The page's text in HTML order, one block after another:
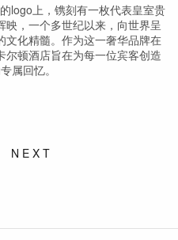
logo上，镌刻有一枚代表皇室贵
，一个多世纪以来，向世界呈
文化精髓。作为这一奢华品牌在
顿酒店旨在为每一位宾客创造
属回忆。
NEXT